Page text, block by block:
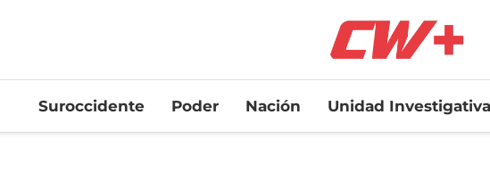
Suroccidente Poder Nación Unidad Investigativa